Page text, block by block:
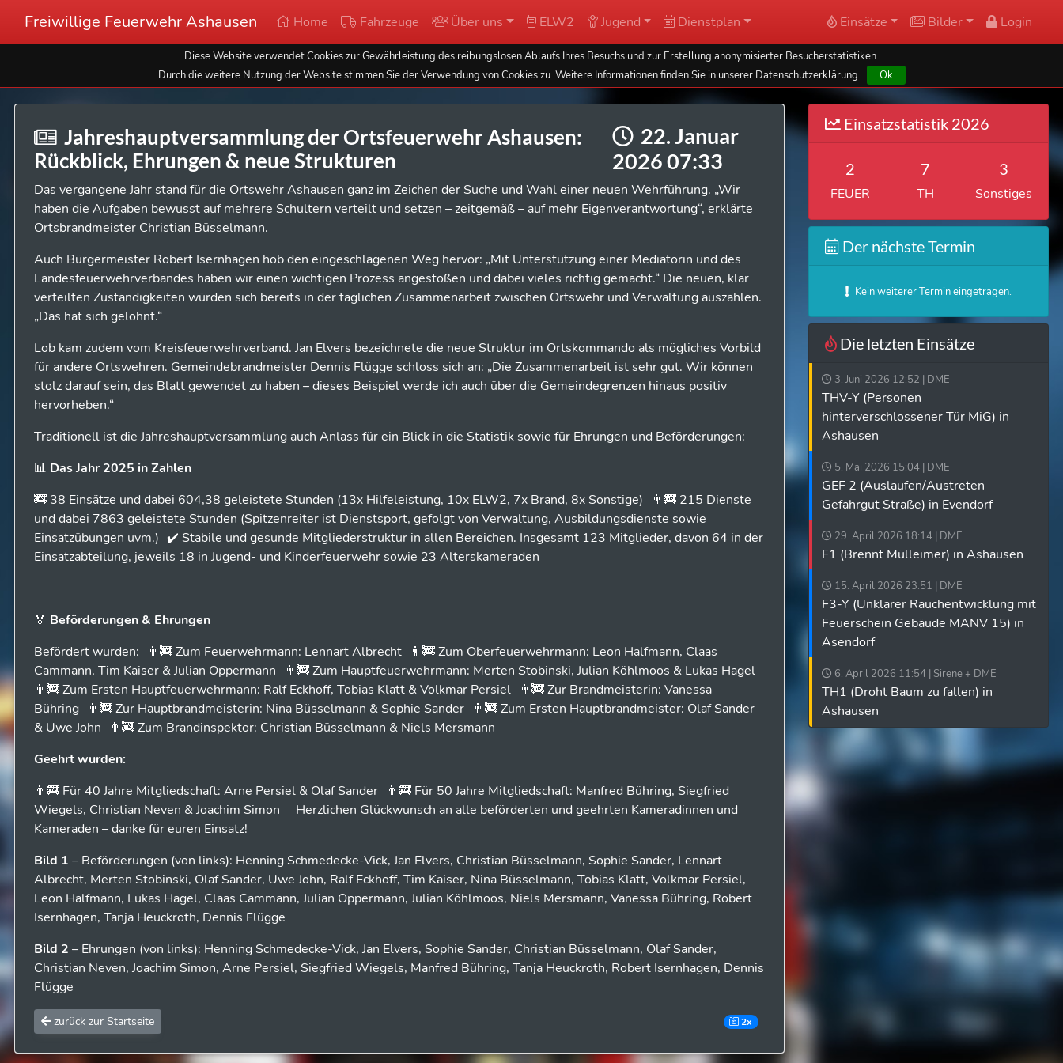
Freiwillige Feuerwehr Ashausen Home Fahrzeuge Über uns ELW2 Jugend Dienstplan Einsätze Bilder Login
Diese Website verwendet Cookies zur Gewährleistung des reibungslosen Ablaufs Ihres Besuchs und zur Erstellung anonymisierter Besucherstatistiken.
Durch die weitere Nutzung der Website stimmen Sie der Verwendung von Cookies zu. Weitere Informationen finden Sie in unserer Datenschutzerklärung.
Ok
Jahreshauptversammlung der Ortsfeuerwehr Ashausen:
Rückblick, Ehrungen & neue Strukturen
22. Januar
2026 07:33
Das vergangene Jahr stand für die Ortswehr Ashausen ganz im Zeichen der Suche und Wahl einer neuen Wehrführung. „Wir
haben die Aufgaben bewusst auf mehrere Schultern verteilt und setzen – zeitgemäß – auf mehr Eigenverantwortung“, erklärte
Ortsbrandmeister Christian Büsselmann.
Auch Bürgermeister Robert Isernhagen hob den eingeschlagenen Weg hervor: „Mit Unterstützung einer Mediatorin und des
Landesfeuerwehrverbandes haben wir einen wichtigen Prozess angestoßen und dabei vieles richtig gemacht.“ Die neuen, klar
verteilten Zuständigkeiten würden sich bereits in der täglichen Zusammenarbeit zwischen Ortswehr und Verwaltung auszahlen.
„Das hat sich gelohnt.“
Lob kam zudem vom Kreisfeuerwehrverband. Jan Elvers bezeichnete die neue Struktur im Ortskommando als mögliches Vorbild
für andere Ortswehren. Gemeindebrandmeister Dennis Flügge schloss sich an: „Die Zusammenarbeit ist sehr gut. Wir können
stolz darauf sein, das Blatt gewendet zu haben – dieses Beispiel werde ich auch über die Gemeindegrenzen hinaus positiv
hervorheben.“
Traditionell ist die Jahreshauptversammlung auch Anlass für ein Blick in die Statistik sowie für Ehrungen und Beförderungen:
📊 Das Jahr 2025 in Zahlen
🚒 38 Einsätze und dabei 604,38 geleistete Stunden (13x Hilfeleistung, 10x ELW2, 7x Brand, 8x Sonstige) 👨‍🚒 215 Dienste
und dabei 7863 geleistete Stunden (Spitzenreiter ist Dienstsport, gefolgt von Verwaltung, Ausbildungsdienste sowie
Einsatzübungen uvm.) ✔️ Stabile und gesunde Mitgliederstruktur in allen Bereichen. Insgesamt 123 Mitglieder, davon 64 in der
Einsatzabteilung, jeweils 18 in Jugend- und Kinderfeuerwehr sowie 23 Alterskameraden
🏅 Beförderungen & Ehrungen
Befördert wurden: 👨‍🚒 Zum Feuerwehrmann: Lennart Albrecht 👨‍🚒 Zum Oberfeuerwehrmann: Leon Halfmann, Claas
Cammann, Tim Kaiser & Julian Oppermann 👨‍🚒 Zum Hauptfeuerwehrmann: Merten Stobinski, Julian Köhlmoos & Lukas Hagel
👨‍🚒 Zum Ersten Hauptfeuerwehrmann: Ralf Eckhoff, Tobias Klatt & Volkmar Persiel 👨‍🚒 Zur Brandmeisterin: Vanessa
Bühring 👨‍🚒 Zur Hauptbrandmeisterin: Nina Büsselmann & Sophie Sander 👨‍🚒 Zum Ersten Hauptbrandmeister: Olaf Sander
& Uwe John 👨‍🚒 Zum Brandinspektor: Christian Büsselmann & Niels Mersmann
Geehrt wurden:
👨‍🚒 Für 40 Jahre Mitgliedschaft: Arne Persiel & Olaf Sander 👨‍🚒 Für 50 Jahre Mitgliedschaft: Manfred Bühring, Siegfried
Wiegels, Christian Neven & Joachim Simon Herzlichen Glückwunsch an alle beförderten und geehrten Kameradinnen und
Kameraden – danke für euren Einsatz!
Bild 1 – Beförderungen (von links): Henning Schmedecke-Vick, Jan Elvers, Christian Büsselmann, Sophie Sander, Lennart
Albrecht, Merten Stobinski, Olaf Sander, Uwe John, Ralf Eckhoff, Tim Kaiser, Nina Büsselmann, Tobias Klatt, Volkmar Persiel,
Leon Halfmann, Lukas Hagel, Claas Cammann, Julian Oppermann, Julian Köhlmoos, Niels Mersmann, Vanessa Bühring, Robert
Isernhagen, Tanja Heuckroth, Dennis Flügge
Bild 2 – Ehrungen (von links): Henning Schmedecke-Vick, Jan Elvers, Sophie Sander, Christian Büsselmann, Olaf Sander,
Christian Neven, Joachim Simon, Arne Persiel, Siegfried Wiegels, Manfred Bühring, Tanja Heuckroth, Robert Isernhagen, Dennis
Flügge
zurück zur Startseite 2x
Einsatzstatistik 2026
2
FEUER
7
TH
3
Sonstiges
Der nächste Termin
Kein weiterer Termin eingetragen.
Die letzten Einsätze
3. Juni 2026 12:52 | DME
THV-Y (Personen
hinterverschlossener Tür MiG) in
Ashausen
5. Mai 2026 15:04 | DME
GEF 2 (Auslaufen/Austreten
Gefahrgut Straße) in Evendorf
29. April 2026 18:14 | DME
F1 (Brennt Mülleimer) in Ashausen
15. April 2026 23:51 | DME
F3-Y (Unklarer Rauchentwicklung mit
Feuerschein Gebäude MANV 15) in
Asendorf
6. April 2026 11:54 | Sirene + DME
TH1 (Droht Baum zu fallen) in
Ashausen